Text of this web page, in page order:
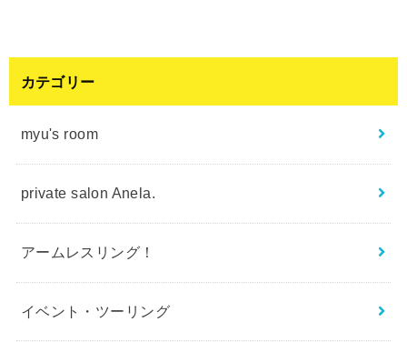
カテゴリー
myu's room
private salon Anela.
アームレスリング！
イベント・ツーリング